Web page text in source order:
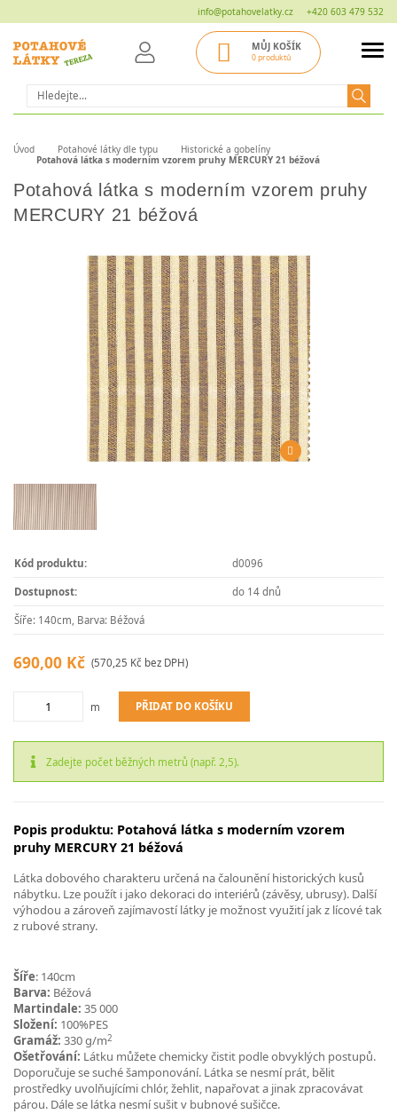
info@potahovelatky.cz +420 603 479 532
Hledat
MŮJ KOŠÍK
0 produktů
Úvod Potahové látky dle typu
Historické a gobelíny
Potahová látka s moderním vzorem pruhy MERCURY 21 béžová
Potahová látka s moderním vzorem pruhy
MERCURY 21 béžová
Kód produktu: d0096
Dostupnost: do 14 dnů
Šíře: 140cm, Barva: Béžová
690,00 Kč (570,25 Kč bez DPH)
m PŘIDAT DO KOŠÍKU
Zadejte počet běžných metrů (např. 2,5).
Popis produktu: Potahová látka s moderním vzorem
pruhy MERCURY 21 béžová
Látka dobového charakteru určená na čalounění historických kusů
nábytku. Lze použít i jako dekoraci do interiérů (závěsy, ubrusy). Další
výhodou a zároveň zajímavostí látky je možnost využití jak z lícové tak
z rubové strany.
Šíře: 140cm
Barva: Béžová
Martindale: 35 000
Složení: 100%PES
Gramáž: 330 g/m2
Ošetřování: Látku můžete chemicky čistit podle obvyklých postupů.
Doporučuje se suché šamponování. Látka se nesmí prát, bělit
prostředky uvolňujícími chlór, žehlit, napařovat a jinak zpracovávat
párou. Dále se látka nesmí sušit v bubnové sušičce.